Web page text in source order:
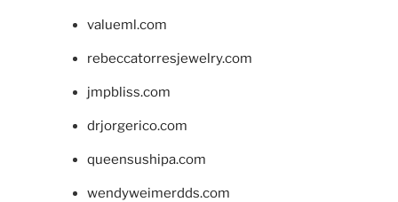
valueml.com
rebeccatorresjewelry.com
jmpbliss.com
drjorgerico.com
queensushipa.com
wendyweimerdds.com